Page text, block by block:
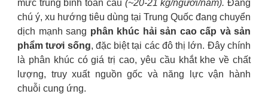
mức trung bình toàn cầu (~20-21 kg/người/năm).Đáng
chú ý, xu hướng tiêu dùng tại Trung Quốc đang chuyển
dịch mạnh sang phân khúc hải sản cao cấp và sản
phẩm tươi sống, đặc biệt tại các đô thị lớn. Đây chính
là phân khúc có giá trị cao, yêu cầu khắt khe về chất
lượng, truy xuất nguồn gốc và năng lực vận hành
chuỗi cung ứng.